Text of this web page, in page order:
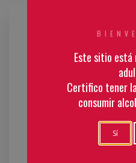
Este sitio está
Certifico tener
consumir
Sí